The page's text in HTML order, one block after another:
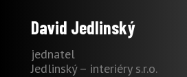
David Jedlinský
jednatel
Jedlinský – interiéry s.r.o.